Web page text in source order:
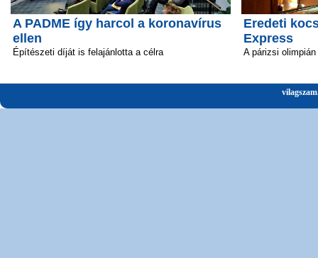
A PADME így harcol a koronavírus
ellen
Építészeti díját is felajánlotta a célra
Eredeti
Express
A párizsi olimpián